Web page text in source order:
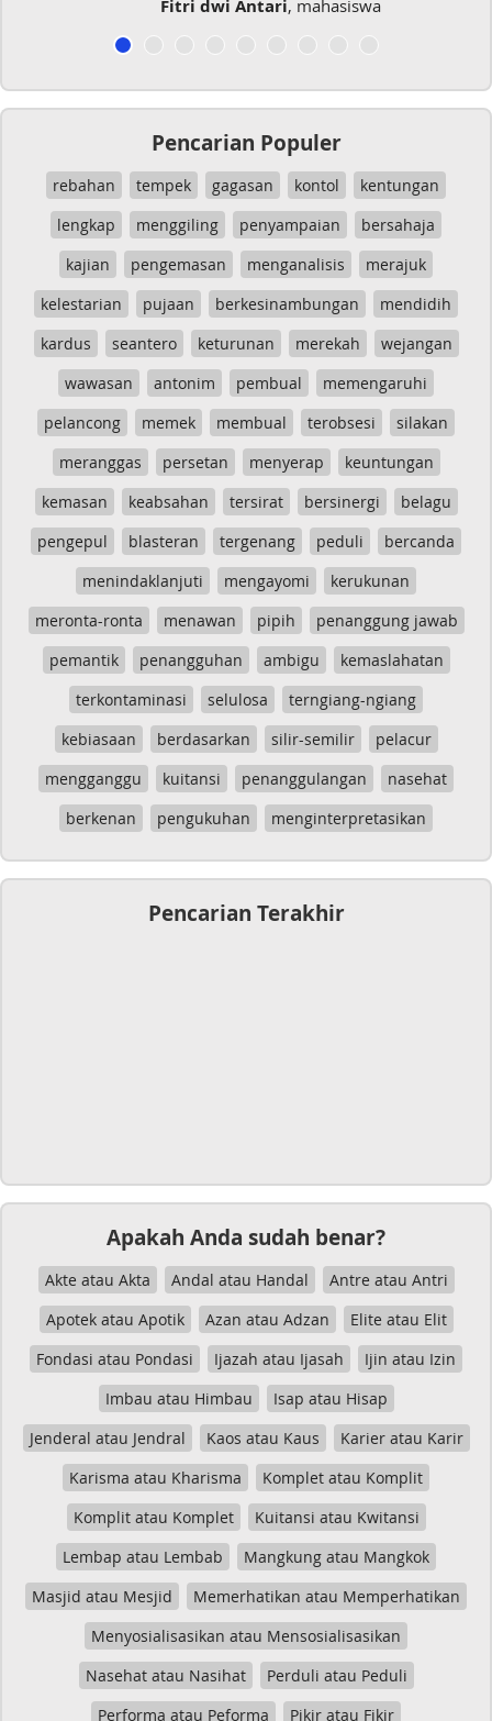
Fitri dwi Antari, mahasiswa
Pencarian Populer
rebahan tempek gagasan kontol
kentungan
lengkap
menggiling penyampaian
bersahaja
kajian
pengemasan menganalisis
merajuk
kelestarian
pujaan berkesinambungan
mendidih
kardus
seantero keturunan merekah
wejangan
wawasan
antonim pembual
memengaruhi
pelancong
memek membual terobsesi
silakan
meranggas
persetan menyerap
keuntungan
kemasan
keabsahan tersirat bersinergi
belagu
pengepul
blasteran tergenang peduli
bercanda
menindaklanjuti
mengayomi
kerukunan
meronta-ronta
menawan pipih
penanggung jawab
pemantik
penangguhan ambigu
kemaslahatan
terkontaminasi
selulosa
terngiang-ngiang
kebiasaan
berdasarkan silir-semilir
pelacur
mengganggu
kuitansi penanggulangan
nasehat
berkenan
pengukuhan menginterpretasikan
Pencarian Terakhir
Apakah Anda sudah benar?
Akte atau Akta Andal atau Handal
Antre atau Antri
Apotek atau Apotik
Azan atau Adzan
Elite atau Elit
Fondasi atau Pondasi
Ijazah atau Ijasah
Ijin atau Izin
Imbau atau Himbau
Isap atau Hisap
Jenderal atau Jendral
Kaos atau Kaus
Karier atau Karir
Karisma atau Kharisma
Komplet atau Komplit
Komplit atau Komplet
Kuitansi atau Kwitansi
Lembap atau Lembab
Mangkung atau Mangkok
Masjid atau Mesjid
Memerhatikan atau Memperhatikan
Menyosialisasikan atau Mensosialisasikan
Nasehat atau Nasihat
Perduli atau Peduli
Performa atau Peforma
Pikir atau Fikir